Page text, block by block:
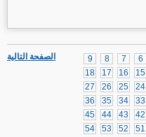
الصفحة التالية 6
7
8
9
15
16
17
18
24
25
26
27
33
34
35
36
42
43
44
45
51
52
53
54